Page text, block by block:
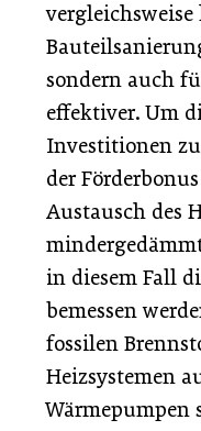
sondern auch
effektiver. Um
Investitionen
der
Austausch des
in diesem Fall
bemessen
fossilen
Heizsystemen
Wärmepumpen